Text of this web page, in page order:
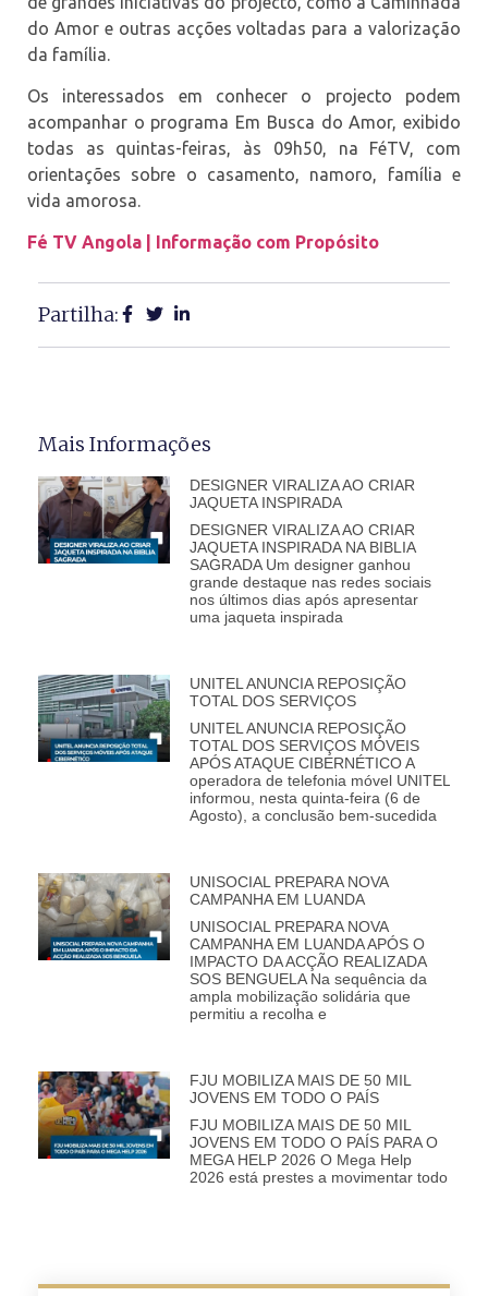
do Amor e outras acções voltadas para a valorização
da família.
Os interessados em conhecer o projecto podem
acompanhar o programa Em Busca do Amor, exibido
todas as quintas-feiras, às 09h50, na FéTV, com
orientações sobre o casamento, namoro, família e
vida amorosa.
Fé TV Angola | Informação com Propósito
Partilha:
Mais Informações
DESIGNER VIRALIZA AO CRIAR
JAQUETA INSPIRADA
DESIGNER VIRALIZA AO CRIAR
JAQUETA INSPIRADA NA BIBLIA
SAGRADA Um designer ganhou
grande destaque nas redes sociais
nos últimos dias após apresentar
uma jaqueta inspirada
UNITEL ANUNCIA REPOSIÇÃO
TOTAL DOS SERVIÇOS
UNITEL ANUNCIA REPOSIÇÃO
TOTAL DOS SERVIÇOS MÓVEIS
APÓS ATAQUE CIBERNÉTICO A
operadora de telefonia móvel UNITEL
informou, nesta quinta-feira (6 de
Agosto), a conclusão bem-sucedida
UNISOCIAL PREPARA NOVA
CAMPANHA EM LUANDA
UNISOCIAL PREPARA NOVA
CAMPANHA EM LUANDA APÓS O
IMPACTO DA ACÇÃO REALIZADA
SOS BENGUELA Na sequência da
ampla mobilização solidária que
permitiu a recolha e
FJU MOBILIZA MAIS DE 50 MIL
JOVENS EM TODO O PAÍS
FJU MOBILIZA MAIS DE 50 MIL
JOVENS EM TODO O PAÍS PARA O
MEGA HELP 2026 O Mega Help
2026 está prestes a movimentar todo